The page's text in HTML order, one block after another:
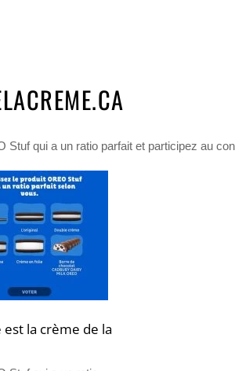
Stuf qui a un ratio parfait et participez au
est la crème de la